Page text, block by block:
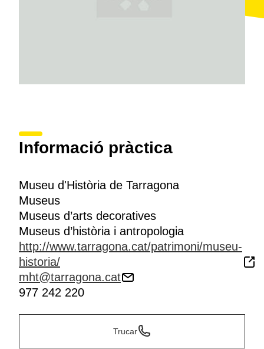
Informació pràctica
Museu d'Història de Tarragona
Museus
Museus d’arts decoratives
Museus d’història i antropologia
http://www.tarragona.cat/patrimoni/museu-
historia/
mht@tarragona.cat
977 242 220
Trucar